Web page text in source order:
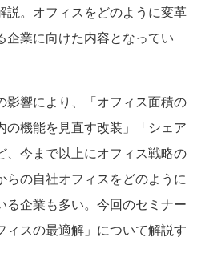
説。オフィスをどのように変革
企業に向けた内容となってい
響により、「オフィス面積の
の機能を見直す改装」「シェア
、今まで以上にオフィス戦略の
らの自社オフィスをどのように
る企業も多い。今回のセミナー
ィスの最適解」について解説す